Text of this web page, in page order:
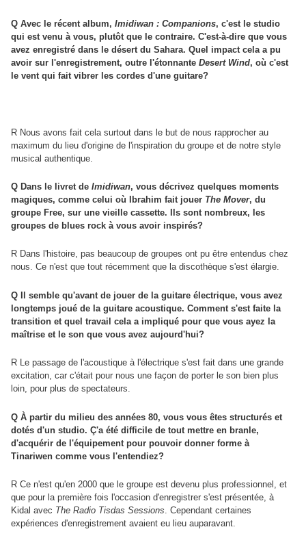
Q Avec le récent album, Imidiwan : Companions, c'est le studio
qui est venu à vous, plutôt que le contraire. C'est-à-dire que vous
avez enregistré dans le désert du Sahara. Quel impact cela a pu
avoir sur l'enregistrement, outre l'étonnante Desert Wind, où c'est
le vent qui fait vibrer les cordes d'une guitare?
R Nous avons fait cela surtout dans le but de nous rapprocher au
maximum du lieu d'origine de l'inspiration du groupe et de notre style
musical authentique.
Q Dans le livret de Imidiwan, vous décrivez quelques moments
magiques, comme celui où Ibrahim fait jouer The Mover, du
groupe Free, sur une vieille cassette. Ils sont nombreux, les
groupes de blues rock à vous avoir inspirés?
R Dans l'histoire, pas beaucoup de groupes ont pu être entendus chez
nous. Ce n'est que tout récemment que la discothèque s'est élargie.
Q Il semble qu'avant de jouer de la guitare électrique, vous avez
longtemps joué de la guitare acoustique. Comment s'est faite la
transition et quel travail cela a impliqué pour que vous ayez la
maîtrise et le son que vous avez aujourd'hui?
R Le passage de l'acoustique à l'électrique s'est fait dans une grande
excitation, car c'était pour nous une façon de porter le son bien plus
loin, pour plus de spectateurs.
Q À partir du milieu des années 80, vous vous êtes structurés et
dotés d'un studio. Ç'a été difficile de tout mettre en branle,
d'acquérir de l'équipement pour pouvoir donner forme à
Tinariwen comme vous l'entendiez?
R Ce n'est qu'en 2000 que le groupe est devenu plus professionnel, et
que pour la première fois l'occasion d'enregistrer s'est présentée, à
Kidal avec The Radio Tisdas Sessions . Cependant certaines
expériences d'enregistrement avaient eu lieu auparavant.